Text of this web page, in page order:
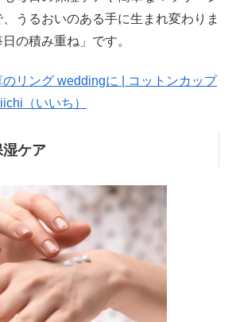
うるおいのある手に生まれ変わりま
の積み重ね」です。
リング weddingに | コットンカップ
（いいち）
ケア